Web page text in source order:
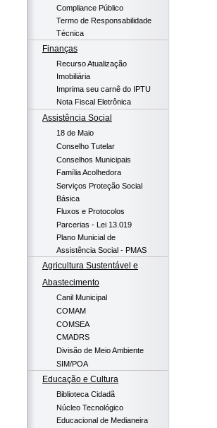
Compliance Público
Termo de Responsabilidade
Técnica
Finanças
Recurso Atualização
Imobiliária
Imprima seu carnê do IPTU
Nota Fiscal Eletrônica
Assistência Social
18 de Maio
Conselho Tutelar
Conselhos Municipais
Família Acolhedora
Serviços Proteção Social
Básica
Fluxos e Protocolos
Parcerias - Lei 13.019
Plano Municial de
Assistência Social - PMAS
Agricultura Sustentável e
Abastecimento
Canil Municipal
COMAM
COMSEA
CMADRS
Divisão de Meio Ambiente
SIM/POA
Educação e Cultura
Biblioteca Cidadã
Núcleo Tecnológico
Educacional de Medianeira